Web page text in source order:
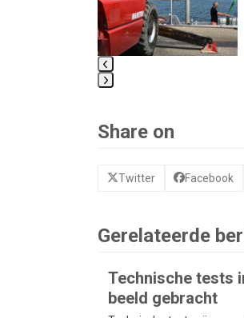
arrow
keys
to
access
the
carousel
buttons
to
the
Share on
Twitter Facebook
Gerelateerde
Technische tests
beeld gebracht